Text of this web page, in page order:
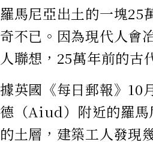
羅馬尼亞出土的一塊25
奇不已。因為現代人會
人聯想，25萬年前的古
據英國《每日郵報》10
德（Aiud）附近的羅
的土層，建築工人發現